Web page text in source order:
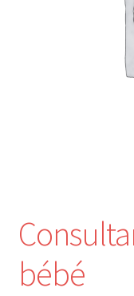
Formations 2026
Devenir Membre
bébé